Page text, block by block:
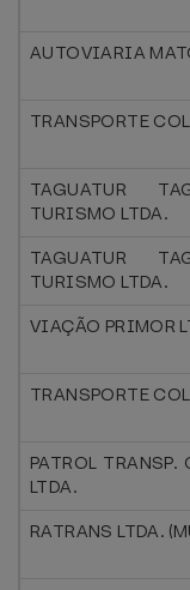
AUTOVIARIA
TRANSPORTE
TAGUATUR
TURISMO LTDA.
TAGUATUR
TURISMO LTDA.
VIAÇÃO PRIMOR
TRANSPORTE
PATROL TRANSP.
LTDA.
RATRANS LTDA.